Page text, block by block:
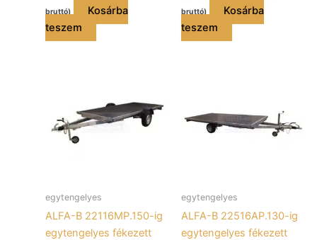
bruttó)
Kosárba
teszem
bruttó)
Kosárba
teszem
egytengelyes
ALFA-B 22116MP.150-ig
egytengelyes fékezett
egytengelyes
ALFA-B 22516AP.130-ig
egytengelyes fékezett